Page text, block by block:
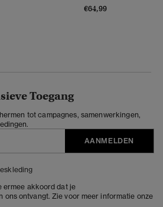
€64,99
Toegang
tot campagnes, samenwerkingen,
AANMELDEN
ermee akkoord dat je
ons ontvangt. Zie voor meer informatie onze